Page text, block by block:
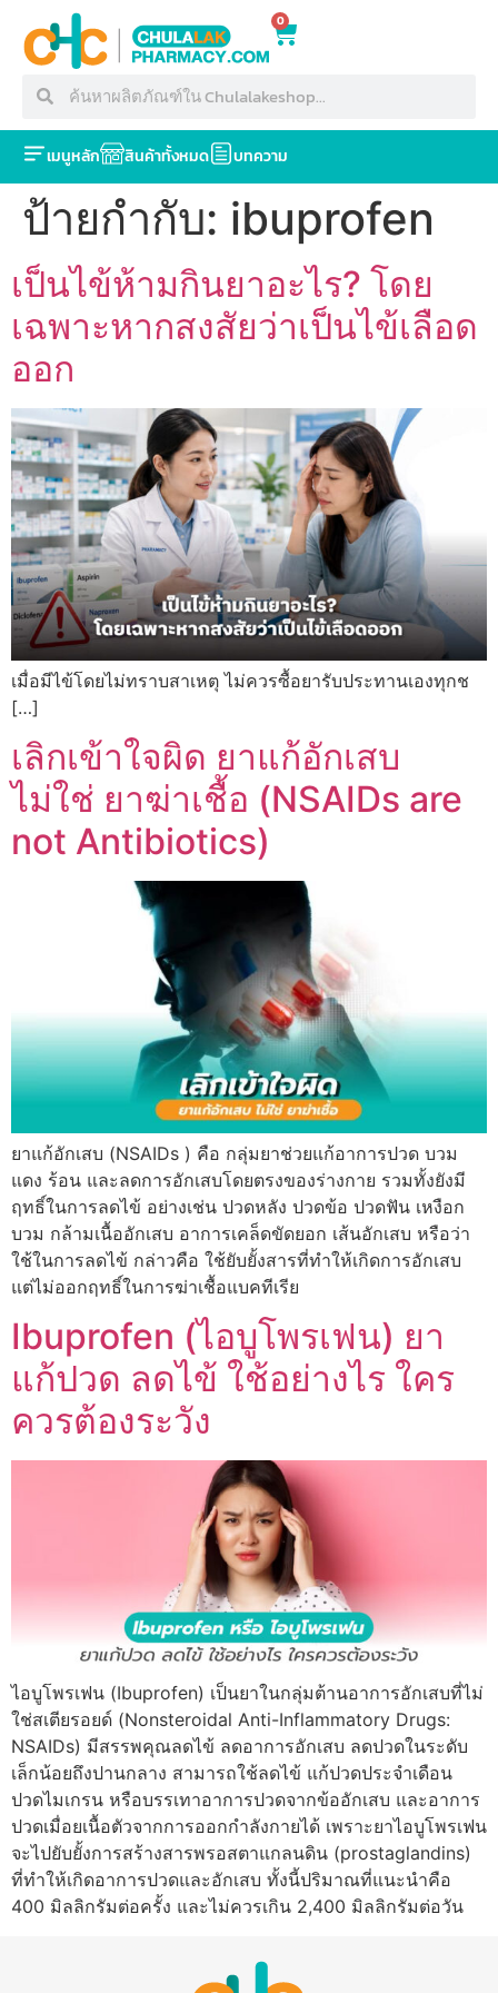
0
เมนูหลัก สินค้าทั้งหมด บทความ
ป้ายกำกับ: ibuprofen
เป็นไข้ห้ามกินยาอะไร? โดย
เฉพาะหากสงสัยว่าเป็นไข้เลือด
ออก
เมื่อมีไข้โดยไม่ทราบสาเหตุ ไม่ควรซื้อยารับประทานเองทุกช
[…]
เลิกเข้าใจผิด ยาแก้อักเสบ
ไม่ใช่ ยาฆ่าเชื้อ (NSAIDs are
not Antibiotics)
ยาแก้อักเสบ (NSAIDs ) คือ กลุ่มยาช่วยแก้อาการปวด บวม
แดง ร้อน และลดการอักเสบโดยตรงของร่างกาย รวมทั้งยังมี
ฤทธิ์ในการลดไข้ อย่างเช่น ปวดหลัง ปวดข้อ ปวดฟัน เหงือก
บวม กล้ามเนื้ออักเสบ อาการเคล็ดขัดยอก เส้นอักเสบ หรือว่า
ใช้ในการลดไข้ กล่าวคือ ใช้ยับยั้งสารที่ทำให้เกิดการอักเสบ
แต่ไม่ออกฤทธิ์ในการฆ่าเชื้อแบคทีเรีย
Ibuprofen (ไอบูโพรเฟน) ยา
แก้ปวด ลดไข้ ใช้อย่างไร ใคร
ควรต้องระวัง
ไอบูโพรเฟน (Ibuprofen) เป็นยาในกลุ่มต้านอาการอักเสบที่ไม่
ใช่สเตียรอยด์ (Nonsteroidal Anti-Inflammatory Drugs:
NSAIDs) มีสรรพคุณลดไข้ ลดอาการอักเสบ ลดปวดในระดับ
เล็กน้อยถึงปานกลาง สามารถใช้ลดไข้ แก้ปวดประจำเดือน
ปวดไมเกรน หรือบรรเทาอาการปวดจากข้ออักเสบ และอาการ
ปวดเมื่อยเนื้อตัวจากการออกกำลังกายได้ เพราะยาไอบูโพรเฟน
จะไปยับยั้งการสร้างสารพรอสตาแกลนดิน (prostaglandins)
ที่ทำให้เกิดอาการปวดและอักเสบ ทั้งนี้ปริมาณที่แนะนำคือ
400 มิลลิกรัมต่อครั้ง และไม่ควรเกิน 2,400 มิลลิกรัมต่อวัน